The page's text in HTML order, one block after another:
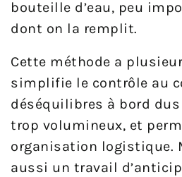
bouteille d’eau, peu
dont on la remplit.
Cette méthode a
simplifie le contrôle au
déséquilibres à bord dus
trop volumineux, et
organisation logistique.
aussi un travail